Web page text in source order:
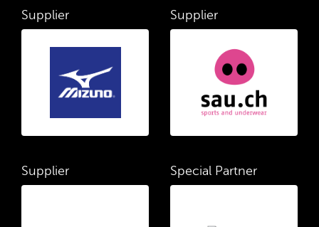
Supplier Supplier
Supplier Special Partner